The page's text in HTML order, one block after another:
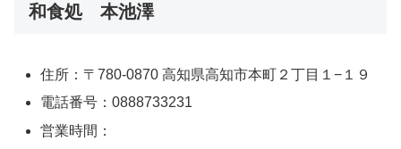
和食処 本池澤
住所：〒780-0870 高知県高知市本町２丁目１−１９
電話番号：0888733231
営業時間：